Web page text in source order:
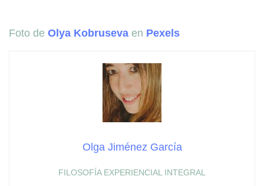
Foto de Olya Kobruseva en Pexels
Olga Jiménez García
FILOSOFÍA EXPERIENCIAL INTEGRAL